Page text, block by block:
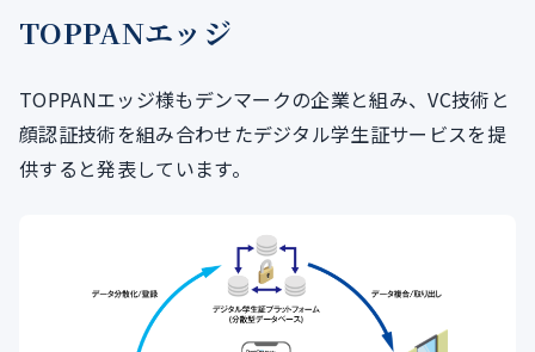
TOPPANエッジ
TOPPANエッジ様もデンマークの企業と組み、VC技術と
顔認証技術を組み合わせたデジタル学生証サービスを提
供すると発表しています。